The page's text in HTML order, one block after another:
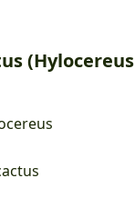
(Hylocereus